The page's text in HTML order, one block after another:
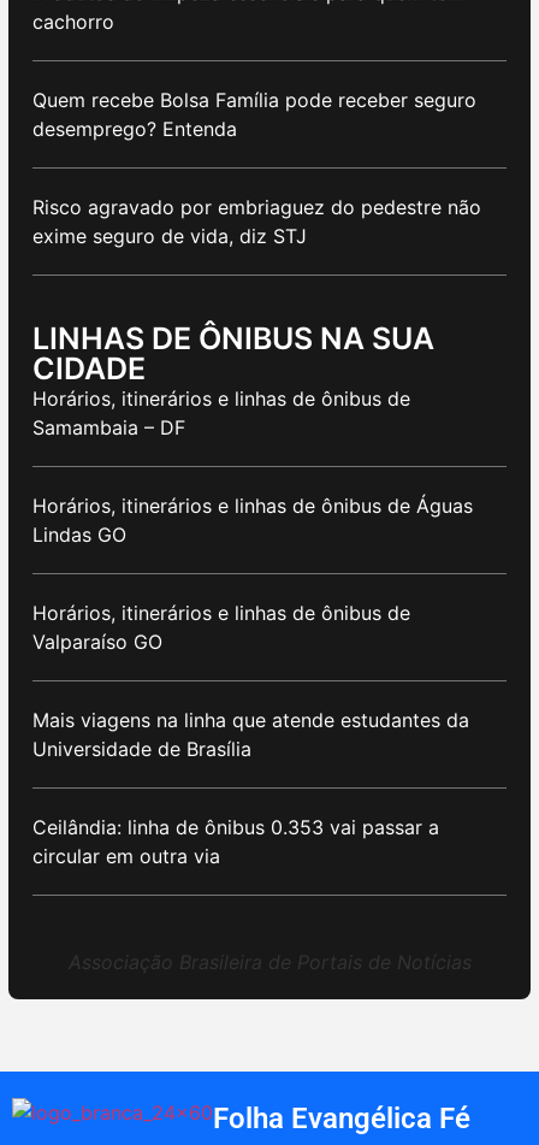
cachorro
Quem recebe Bolsa Família pode receber seguro
desemprego? Entenda
Risco agravado por embriaguez do pedestre não
exime seguro de vida, diz STJ
LINHAS DE ÔNIBUS NA SUA
CIDADE
Horários, itinerários e linhas de ônibus de
Samambaia – DF
Horários, itinerários e linhas de ônibus de Águas
Lindas GO
Horários, itinerários e linhas de ônibus de
Valparaíso GO
Mais viagens na linha que atende estudantes da
Universidade de Brasília
Ceilândia: linha de ônibus 0.353 vai passar a
circular em outra via
Associação Brasileira de Portais de Notícias
Folha Evangélica Fé